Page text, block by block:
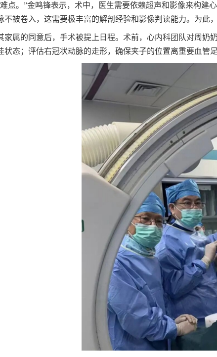
点。”金鸣锋表示，术中，医生需要依赖超声和影像来构
不被卷入，这需要极丰富的解剖经验和影像判读能力。为此
家属的同意后，手术被提上日程。术前，心内科团队对周奶
状态；评估右冠状动脉的走形，确保夹子的位置离重要血管